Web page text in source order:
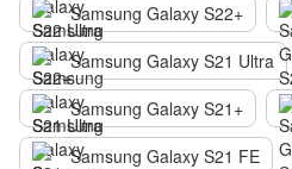
Samsung Galaxy S22+
Samsung Galaxy S21 Ultra
Samsung Galaxy S21+
Samsung Galaxy S21 FE